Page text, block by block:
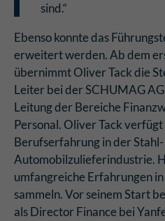
sind.“
Ebenso konnte das
erweitert werden. Ab dem
übernimmt Oliver Tack die
Leiter bei der SCHUMAG
Leitung der Bereiche
Personal. Oliver Tack
Berufserfahrung in der Stahl-
Automobilzulieferindustrie.
umfangreiche Erfahrungen
sammeln. Vor seinem Start
als Director Finance bei